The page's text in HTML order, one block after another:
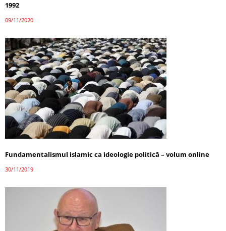
1992
09/11/2020
Fundamentalismul islamic ca ideologie politică – volum online
30/11/2019